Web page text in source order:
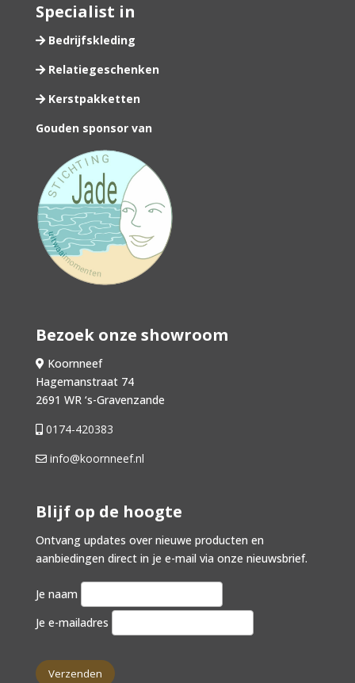
Specialist in
Bedrijfskleding
Relatiegeschenken
Kerstpakketten
Gouden sponsor van
Bezoek onze showroom
Koornneef
Hagemanstraat 74
2691 WR ‘s-Gravenzande
0174-420383
info@koornneef.nl
Blijf op de hoogte
Ontvang updates over nieuwe producten en
aanbiedingen direct in je e-mail via onze nieuwsbrief.
Je naam
Je e-mailadres